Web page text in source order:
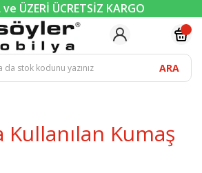
ÜZERİ ÜCRETSİZ KARGO
ARA
Kumaş